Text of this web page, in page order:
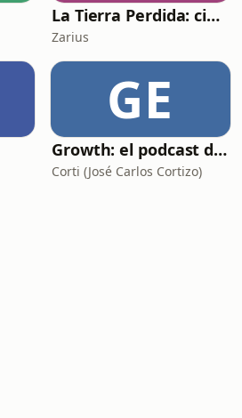
La Tierra Perdida: ciencia ficción épica en audio
Zarius
GE
Growth: el podcast de Product Hackers 🚀
Corti (José Carlos Cortizo)